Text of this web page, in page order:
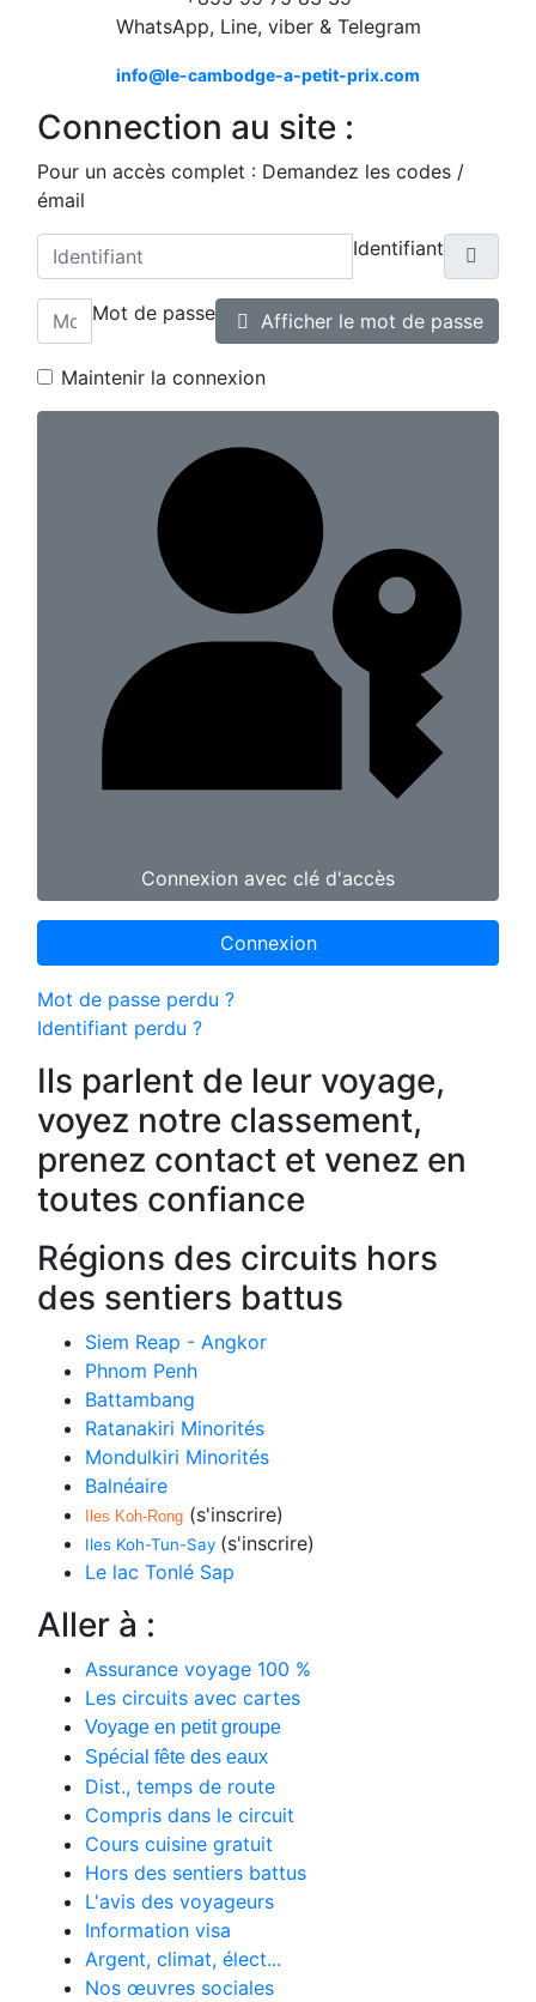
WhatsApp, Line, viber & Telegram
info@le-cambodge-a-petit-prix.com
Connection au site :
Pour un accès complet : Demandez les codes /
émail
Identifiant
Mot de passe Afficher le mot de passe
Maintenir la connexion
Connexion avec clé d'accès
Connexion
Mot de passe perdu ?
Identifiant perdu ?
Ils parlent de leur voyage,
voyez notre classement,
prenez contact et venez en
toutes confiance
Régions des circuits hors
des sentiers battus
Siem Reap - Angkor
Phnom Penh
Battambang
Ratanakiri Minorités
Mondulkiri Minorités
Balnéaire
Iles Koh-Rong (s'inscrire)
Iles Koh-Tun-Say (s'inscrire)
Le lac Tonlé Sap
Aller à :
Assurance voyage 100 %
Les circuits avec cartes
Voyage en petit groupe
Spécial fête des eaux
Dist., temps de route
Compris dans le circuit
Cours cuisine gratuit
Hors des sentiers battus
L'avis des voyageurs
Information visa
Argent, climat, élect...
Nos œuvres sociales